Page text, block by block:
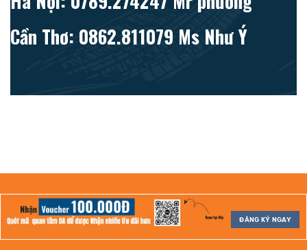
Cần Thơ: 0862.811079 Ms Như Ý
ĐĂNG KÝ NGAY